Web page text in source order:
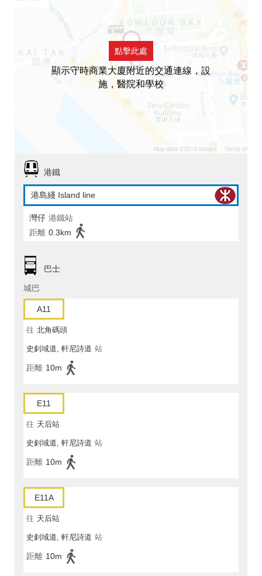
點擊此處
顯示守時商業大廈附近的交通連線，設
施，醫院和學校
港鐵
港島綫 Island line
灣仔 港鐵站
距離 0.3km
巴士
城巴
A11
往 北角碼頭
史釗域道, 軒尼詩道 站
距離 10m
E11
往 天后站
史釗域道, 軒尼詩道 站
距離 10m
E11A
往 天后站
史釗域道, 軒尼詩道 站
距離 10m